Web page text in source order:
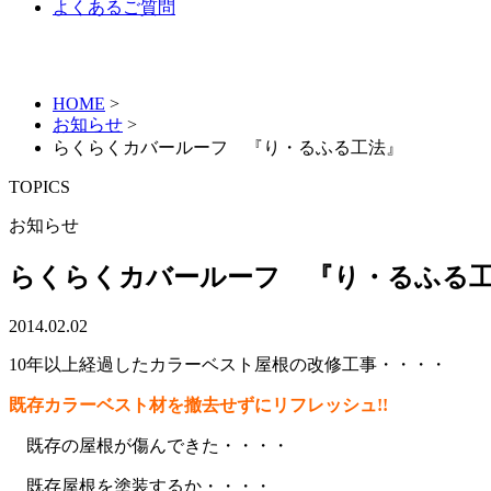
よくあるご質問
HOME >
お知らせ >
らくらくカバールーフ 『り・るふる工法』
TOPICS
お知らせ
らくらくカバールーフ 『り・るふる
2014.02.02
10年以上経過したカラーベスト屋根の改修工事・・・・
既存カラーベスト材を撤去せずにリフレッシュ!!
既存の屋根が傷んできた・・・・
既存屋根を塗装するか・・・・